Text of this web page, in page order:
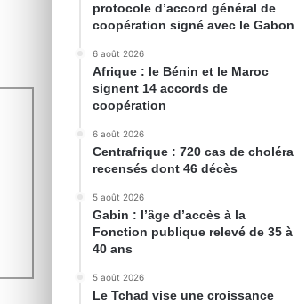
protocole d’accord général de
coopération signé avec le Gabon
6 août 2026
Afrique : le Bénin et le Maroc
signent 14 accords de
coopération
6 août 2026
Centrafrique : 720 cas de choléra
recensés dont 46 décès
5 août 2026
Gabin : l’âge d’accès à la
Fonction publique relevé de 35 à
40 ans
5 août 2026
Le Tchad vise une croissance